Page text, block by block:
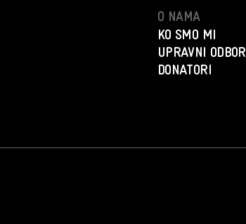
O NAMA
KO SMO MI
UPRAVNI ODBOR
DONATORI